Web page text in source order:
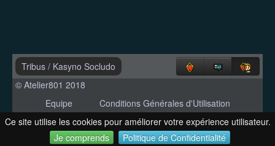
Ce site utilise les cookies pour améliorer votre expérience utilisateur.
Je comprends
Politique de Confidentialité
Tribus / Kasyno Socludo
© Atelier801 2018
Equipe
Conditions Générales d'Utilisation
Politique de Confidentialité
Contact
Version 1.27